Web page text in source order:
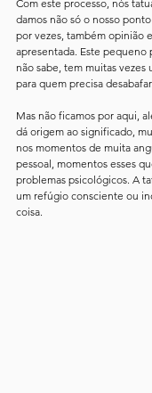
Com este processo, nós
damos não só o nosso
por vezes, também opinião
apresentada. Este pequeno
não sabe, tem muitas vezes
para quem precisa desabafar.
Mas não ficamos por aqui,
dá origem ao significado,
nos momentos de muita
pessoal, momentos esses
problemas psicológicos. A
um refúgio consciente ou
coisa.